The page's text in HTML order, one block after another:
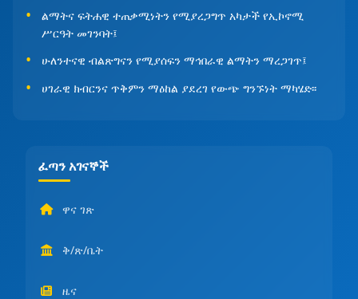
ልማትና ፍትሐዊ ተጠቃሚነትን የሚያረጋግጥ አካታች የኢኮኖሚ
ሥርዓት መገንባት፤
ሁለንተናዊ ብልጽግናን የሚያሰፍን ማኅበራዊ ልማትን ማረጋገጥ፤
ሀገራዊ ክብርንና ጥቅምን ማዕከል ያደረገ የውጭ ግንኙነት ማካሄድ፡፡
ፈጣን አገናኞች
ዋና ገጽ
ቅ/ጽ/ቤት
ዜና